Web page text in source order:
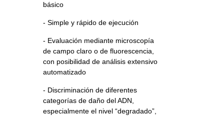
básico
- Simple y rápido de ejecución
- Evaluación mediante microscopía
de campo claro o de fluorescencia,
con posibilidad de análisis extensivo
automatizado
- Discriminación de diferentes
categorías de daño del ADN,
especialmente el nivel “degradado”,